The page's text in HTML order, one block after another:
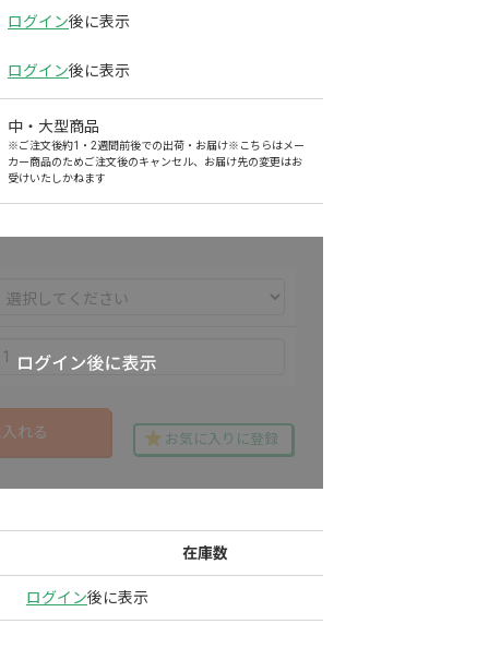
ログイン後に表示
ログイン後に表示
中・大型商品
※ご注文後約1・2週間前後での出荷・お届け※こちらはメー
カー商品のためご注文後のキャンセル、お届け先の変更はお
受けいたしかねます
れる お気に入りに登録
在庫数
ログイン後に表示